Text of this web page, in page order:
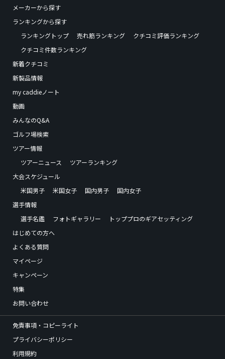
メーカーから探す
ランキングから探す
ランキングトップ
売れ筋ランキング
クチコミ評価ランキング
クチコミ件数ランキング
新着クチコミ
新製品情報
my caddieノート
動画
みんなのQ&A
ゴルフ場検索
ツアー情報
ツアーニュース
ツアーランキング
大会スケジュール
米国男子
米国女子 国内男子
国内女子
選手情報
選手名鑑
フォトギャラリー
トッププロのギアセッティング
はじめての方へ
よくある質問
マイページ
キャンペーン
特集
お問い合わせ
免責事項・コピーライト
プライバシーポリシー
利用規約